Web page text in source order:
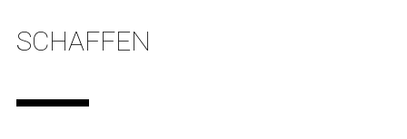
SCHAFFEN